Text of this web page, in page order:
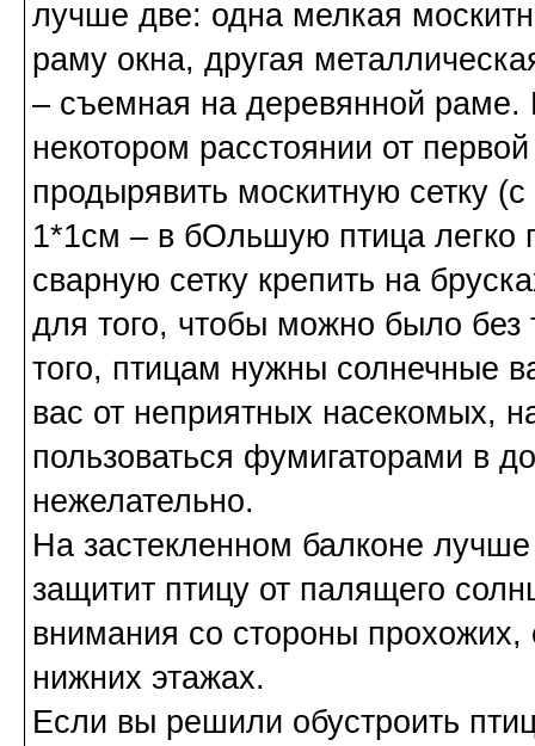
лучше две: одна мелкая
раму окна, другая
– съемная на деревянной раме.
некотором расстоянии от
продырявить москитную сетку
1*1см – в бОльшую птица легко
сварную сетку крепить на
для того, чтобы можно было
того, птицам нужны солнечные
вас от неприятных насекомых,
пользоваться фумигаторами в
нежелательно.
На застекленном балконе
защитит птицу от палящего
внимания со стороны
нижних этажах.
Если вы решили обустроить